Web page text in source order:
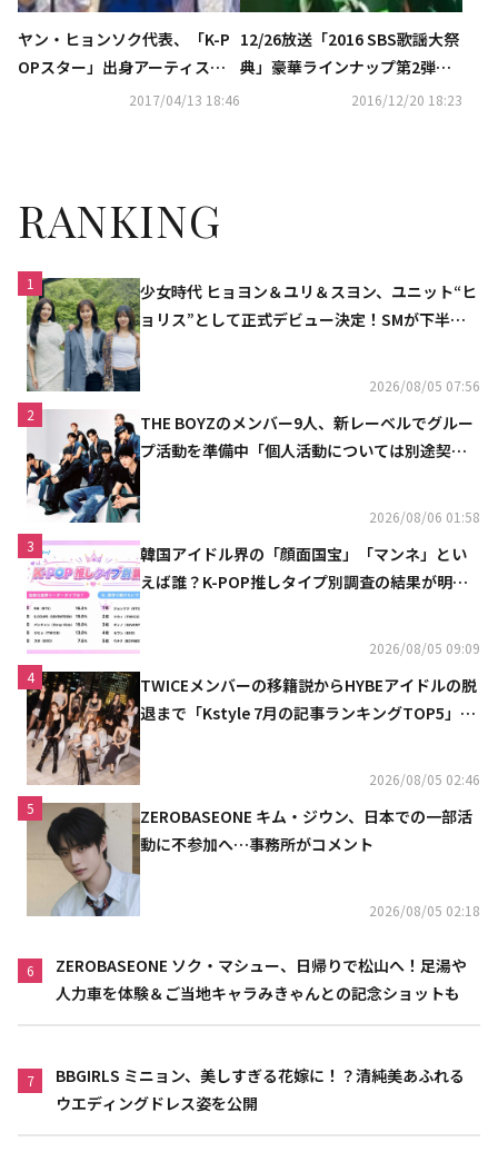
ヤン・ヒョンソク代表、「K-P
OPスター」出身アーティスト
からの感謝のメッセージを公開
2017/04/13 18:46
12/26放送「2016 SBS歌謡大祭
典」豪華ラインナップ第2弾を
公開！夢のコラボステージを予
2016/12/20 18:23
RANKING
1
少女時代 ヒョヨン＆ユリ＆スヨン、ユニット“ヒ
ョリス”として正式デビュー決定！SMが下半期
2026/08/05 07:56
2
THE BOYZのメンバー9人、新レーベルでグルー
プ活動を準備中「個人活動については別途契約
2026/08/06 01:58
3
韓国アイドル界の「顔面国宝」「マンネ」とい
えば誰？K-POP推しタイプ別調査の結果が明ら
2026/08/05 09:09
4
TWICEメンバーの移籍説からHYBEアイドルの脱
退まで「Kstyle 7月の記事ランキングTOP5」を
2026/08/05 02:46
5
ZEROBASEONE キム・ジウン、日本での一部活
動に不参加へ…事務所がコメント
2026/08/05 02:18
6
ZEROBASEONE ソク・マシュー、日帰りで松山へ！足湯や
人力車を体験＆ご当地キャラみきゃんとの記念ショットも
7
BBGIRLS ミニョン、美しすぎる花嫁に！？清純美あふれる
ウエディングドレス姿を公開